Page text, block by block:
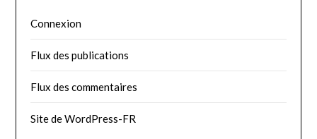
Connexion
Flux des publications
Flux des commentaires
Site de WordPress-FR